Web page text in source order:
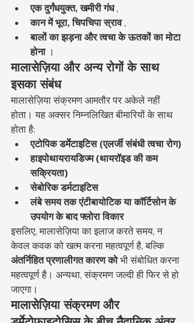
एक दुर्गंधयुक्त, खमीरी गंध ,
कान में भूरा, चिपचिपा स्राव ,
बालों का झड़ना और त्वचा के ऊतकों का मोटा
होना ।
मालासेज़िया और अन्य रोगों के साथ
इसका संबंध
मालासेज़िया संक्रमण आमतौर पर अकेले नहीं
होता। यह अक्सर निम्नलिखित बीमारियों के साथ
होता है:
एटोपिक डर्मेटाइटिस (एलर्जी संबंधी त्वचा रोग)
हाइपोथायरायडिज्म (थायरॉइड की कम
सक्रियता)
सेबोरिक डर्मटाइटिस
लंबे समय तक एंटीबायोटिक या कॉर्टिसोन के
उपयोग के बाद फ्लोरा विकार
इसलिए, मालासेज़िया का इलाज करते समय, न
केवल कवक को खत्म करना महत्वपूर्ण है, बल्कि
अंतर्निहित प्रणालीगत कारण को भी संबोधित करना
महत्वपूर्ण है। अन्यथा, संक्रमण जल्दी ही फिर से हो
जाएगा।
मालासेज़िया संक्रमण और